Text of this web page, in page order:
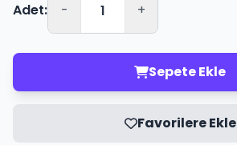
Adet: - +
Sepete Ekle
Favorilere Ekle